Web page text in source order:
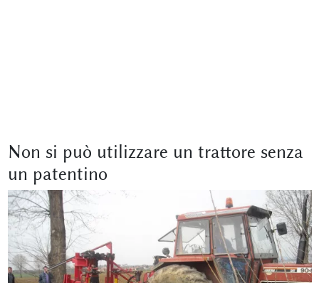
Non si può utilizzare un trattore senza
un patentino